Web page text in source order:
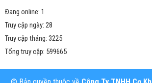
Đang online: 1
Truy cập ngày: 28
Truy cập tháng: 3225
Tổng truy cập: 599665